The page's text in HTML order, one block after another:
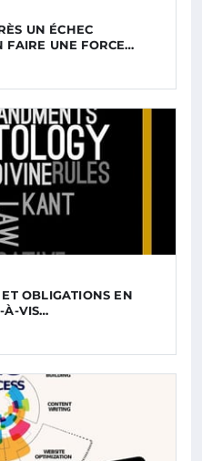
UN ÉCHEC
FAIRE UNE FORCE…
OBLIGATIONS EN
À-VIS…